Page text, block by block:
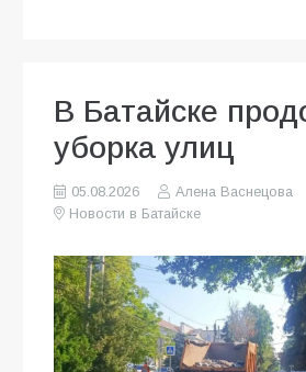
В Батайске
уборка улиц
05.08.2026
Алена Васнецова
Новости в Батайске